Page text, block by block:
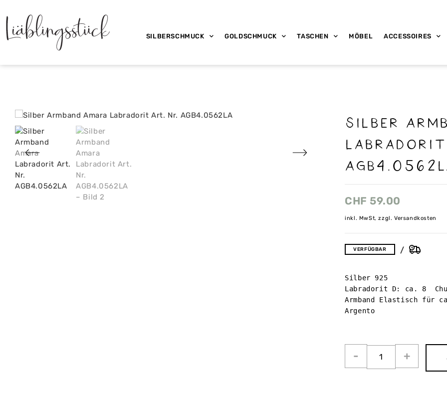
SILBERSCHMUCK GOLDSCHMUCK TASCHEN MÖBEL ACCESSOIRES
Silber
CHF 59.00
inkl. MwSt, zzgl. Versandkosten
VERFÜGBAR
Silber 925
Labradorit D: ca. 8
Armband Elastisch für
Argento